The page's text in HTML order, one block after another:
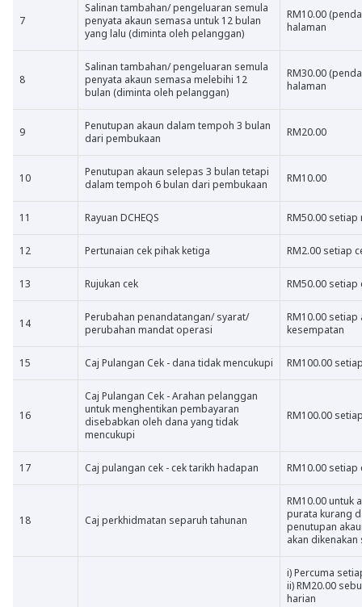
7
Salinan tambahan/ pengeluaran semula
penyata akaun semasa untuk 12 bulan
yang lalu (diminta oleh pelanggan)
RM10.00
halaman
8
Salinan tambahan/ pengeluaran semula
penyata akaun semasa melebihi 12
bulan (diminta oleh pelanggan)
RM30.00
halaman
9
Penutupan akaun dalam tempoh 3 bulan
dari pembukaan
RM20.00
10
Penutupan akaun selepas 3 bulan tetapi
dalam tempoh 6 bulan dari pembukaan
RM10.00
11 Rayuan DCHEQS RM50.00 setiap
12 Pertunaian cek pihak ketiga RM2.00 setiap
13 Rujukan cek RM50.00 setiap
14
Perubahan penandatangan/ syarat/
perubahan mandat operasi
RM10.00 setiap
kesempatan
15 Caj Pulangan Cek - dana tidak mencukupi RM100.00
16
Caj Pulangan Cek - Arahan pelanggan
untuk menghentikan pembayaran
disebabkan oleh dana yang tidak
mencukupi
RM100.00
17 Caj pulangan cek - cek tarikh hadapan RM10.00 setiap
18 Caj perkhidmatan separuh tahunan
RM10.00 untuk
purata kurang
penutupan
akan
i) Percuma
ii) RM20.00
harian